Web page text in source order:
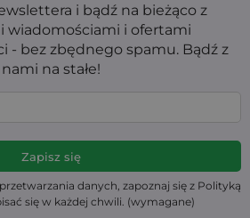
i bądź na bieżąco z
wiadomościami i ofertami
- bez zbędnego spamu. Bądź z
nami na stałe!
danych, zapoznaj się z Polityką
się w każdej chwili. (wymagane)